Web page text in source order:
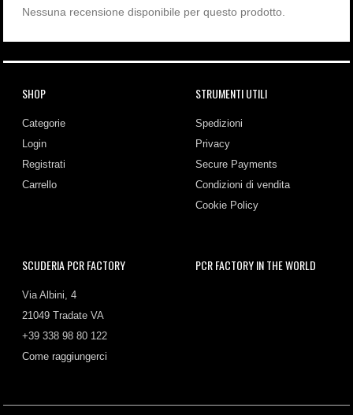
Nessuna recensione disponibile per questo prodotto.
SHOP
Categorie
Login
Registrati
Carrello
STRUMENTI UTILI
Spedizioni
Privacy
Secure Payments
Condizioni di vendita
Cookie Policy
SCUDERIA PCR FACTORY
Via Albini, 4
21049 Tradate VA
+39 338 98 80 122
Come raggiungerci
PCR FACTORY IN THE WORLD